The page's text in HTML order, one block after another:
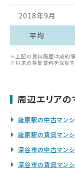
2018年9月
平均
※上記の賃料履歴は成約事
※将来の募集賃料を保証す
周辺エリア
籠原駅の中古マン
籠原駅の賃貸マン
深谷市の中古マン
深谷市の賃貸マン